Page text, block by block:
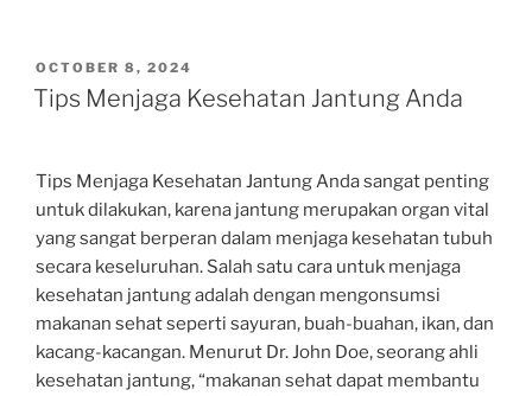
POSTED
ON
OCTOBER 8, 2024
Tips Menjaga Kesehatan Jantung Anda
Tips Menjaga Kesehatan Jantung Anda sangat penting
untuk dilakukan, karena jantung merupakan organ vital
yang sangat berperan dalam menjaga kesehatan tubuh
secara keseluruhan. Salah satu cara untuk menjaga
kesehatan jantung adalah dengan mengonsumsi
makanan sehat seperti sayuran, buah-buahan, ikan, dan
kacang-kacangan. Menurut Dr. John Doe, seorang ahli
kesehatan jantung, “makanan sehat dapat membantu